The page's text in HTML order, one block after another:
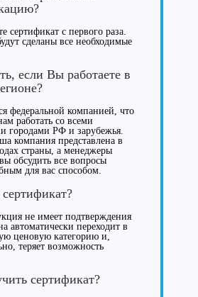
сертификат с первого раза.
сделаны все необходимые
если Вы работаете в
федеральной компанией, что
работать со всеми
городами РФ и зарубежья.
компания представлена в
страны, а менеджеры
обсудить все вопросы
для вас способом.
не имеет подтверждения
автоматически переходит в
ценовую категорию и,
теряет возможность
сертификат?